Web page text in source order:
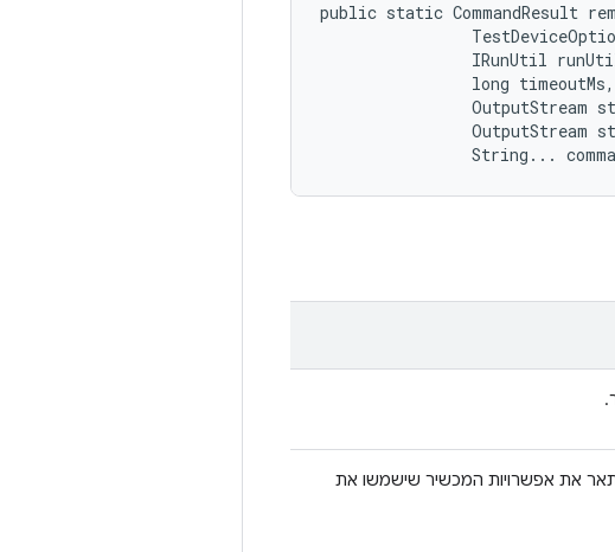
public static CommandResult
IRunUtil
                long timeoutMs,
OutputStream
OutputStream
String...
את אפשרויות המכשיר שישמשו את